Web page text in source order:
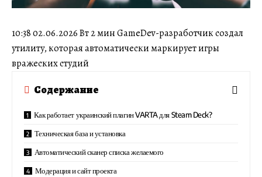
10:38 02.06.2026 Вт 2 мин GameDev-разработчик создал
утилиту, которая автоматически маркирует игры
вражеских студий
Содержание
Как работает украинский плагин VARTA для Steam Deck?
Техническая база и установка
Автоматический сканер списка желаемого
Модерация и сайт проекта